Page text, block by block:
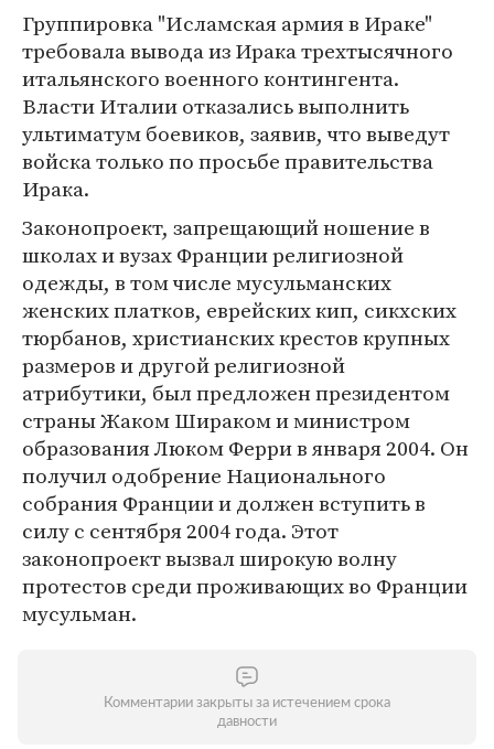
Группировка "Исламская армия в Ираке"
требовала вывода из Ирака трехтысячного
итальянского военного контингента.
Власти Италии отказались выполнить
ультиматум боевиков, заявив, что выведут
войска только по просьбе правительства
Ирака.
Законопроект, запрещающий ношение в
школах и вузах Франции религиозной
одежды, в том числе мусульманских
женских платков, еврейских кип, сикхских
тюрбанов, христианских крестов крупных
размеров и другой религиозной
атрибутики, был предложен президентом
страны Жаком Шираком и министром
образования Люком Ферри в января 2004. Он
получил одобрение Национального
собрания Франции и должен вступить в
силу с сентября 2004 года. Этот
законопроект вызвал широкую волну
протестов среди проживающих во Франции
мусульман.
Комментарии закрыты за истечением срока
давности